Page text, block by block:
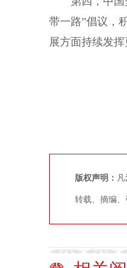
带一路”倡议，
展方面持续发挥
版权声明：
转载、摘编、